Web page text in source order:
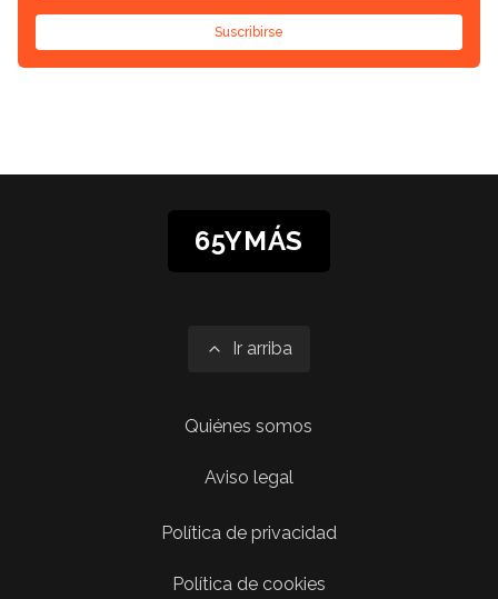
Suscribirse
65YMÁS
Ir arriba
Quiénes somos
Aviso legal
Política de privacidad
Política de cookies